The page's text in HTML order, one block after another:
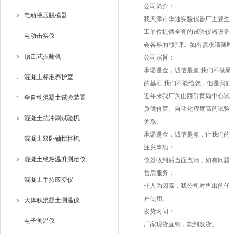
电动液压脱模器
电动击实仪
顶击式振筛机
混凝土标准养护室
全自动混凝土试验装置
混凝土抗冲刷试验机
混凝土双卧轴搅拌机
混凝土绝热温升测定仪
混凝土手持应变仪
大体积混凝土测温仪
电子测温仪
公司简介：
我天津市华通实验仪器厂主要
工单位提供全套的试验仪器设
会各界的*好评。如有需求请随
公司宗旨：
承诺是金，诚信是赢,我们不做
的基石,我们不能给您，但是我
近年来我厂为山西引黄局中心
质优价廉、自动化程度高的试
关系。
承诺是金，诚信是赢，让我们
注意事项：
仪器收到后当面点清，如有问
售后服务：
非人为因素，我公司对售出的
户使用。
发货时间：
厂家现货直销，款到发货。